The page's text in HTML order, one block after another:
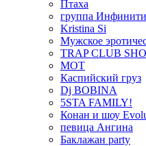
Птаха
группа Инфинити
Kristina Si
Мужское
TRAP CLUB
МОТ
Каспийский груз
Dj BOBINA
5STA FAMILY!
Конан и шоу
певица Ангина
Баклажан party